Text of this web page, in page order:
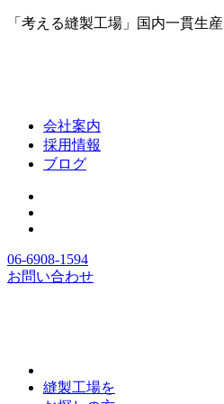
「考える縫製工場」国内一貫生産
会社案内
採用情報
ブログ
06-6908-1594
お問い合わせ
縫製工場を